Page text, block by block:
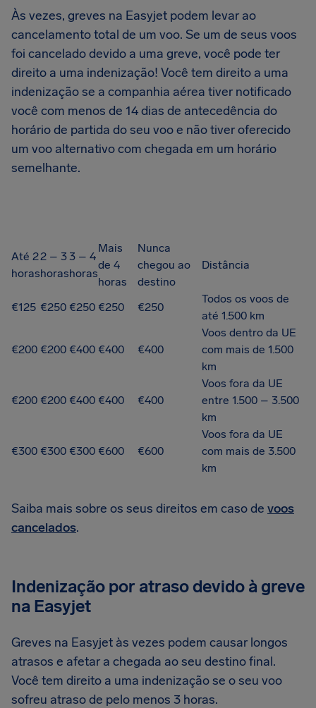
Às vezes, greves na Easyjet podem levar ao
cancelamento total de um voo. Se um de seus voos
foi cancelado devido a uma greve, você pode ter
direito a uma indenização! Você tem direito a uma
indenização se a companhia aérea tiver notificado
você com menos de 14 dias de antecedência do
horário de partida do seu voo e não tiver oferecido
um voo alternativo com chegada em um horário
semelhante.
Até 2
horas
2 – 3
horas
3 – 4
horas
Mais
de 4
horas
Nunca
chegou ao
destino
Distância
€125 €250 €250 €250 €250
Todos os voos de
até 1.500 km
€200 €200 €400 €400 €400
Voos dentro da UE
com mais de 1.500
km
€200 €200 €400 €400 €400
Voos fora da UE
entre 1.500 – 3.500
km
€300 €300 €300 €600 €600
Voos fora da UE
com mais de 3.500
km
Saiba mais sobre os seus direitos em caso de voos
cancelados.
Indenização por atraso devido à greve
na Easyjet
Greves na Easyjet às vezes podem causar longos
atrasos e afetar a chegada ao seu destino final.
Você tem direito a uma indenização se o seu voo
sofreu atraso de pelo menos 3 horas.